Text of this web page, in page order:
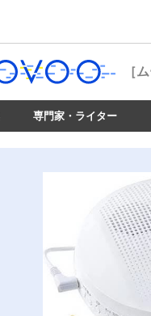
［
専門家・ライター